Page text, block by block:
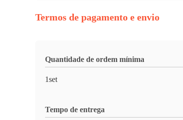
Termos de pagamento e envio
Quantidade de ordem mínima
1set
Tempo de entrega